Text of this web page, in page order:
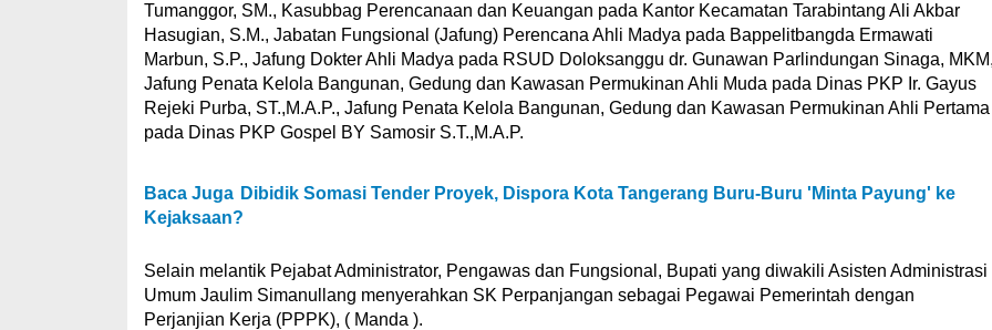
Tumanggor, SM., Kasubbag Perencanaan dan Keuangan pada Kantor Kecamatan Tarabintang Ali Akbar
Hasugian, S.M., Jabatan Fungsional (Jafung) Perencana Ahli Madya pada Bappelitbangda Ermawati
Marbun, S.P., Jafung Dokter Ahli Madya pada RSUD Doloksanggu dr. Gunawan Parlindungan Sinaga,
Jafung Penata Kelola Bangunan, Gedung dan Kawasan Permukinan Ahli Muda pada Dinas PKP Ir. Gayus
Rejeki Purba, ST.,M.A.P., Jafung Penata Kelola Bangunan, Gedung dan Kawasan Permukinan Ahli Pertama
pada Dinas PKP Gospel BY Samosir S.T.,M.A.P.
Baca Juga Dibidik Somasi Tender Proyek, Dispora Kota Tangerang Buru-Buru 'Minta Payung' ke
Kejaksaan?
Selain melantik Pejabat Administrator, Pengawas dan Fungsional, Bupati yang diwakili Asisten Administrasi
Umum Jaulim Simanullang menyerahkan SK Perpanjangan sebagai Pegawai Pemerintah dengan
Perjanjian Kerja (PPPK), ( Manda ).